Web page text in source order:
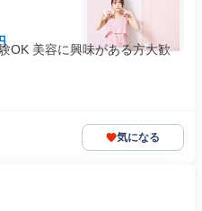
OK 美容に興味がある方大歓
気になる